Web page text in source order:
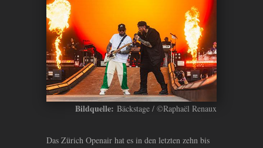
Bildquelle: Bäckstage / ©Raphaël Renaux
Das Zürich Openair hat es in den letzten zehn bis